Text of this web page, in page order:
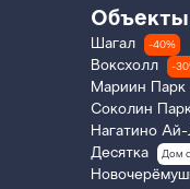
Объекты
Шагал -40%
Воксхолл -
Мариин Парк
Соколин
Нагатино
Десятка Дом